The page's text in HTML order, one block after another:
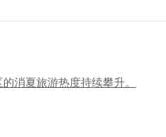
消夏旅游热度持续攀升。